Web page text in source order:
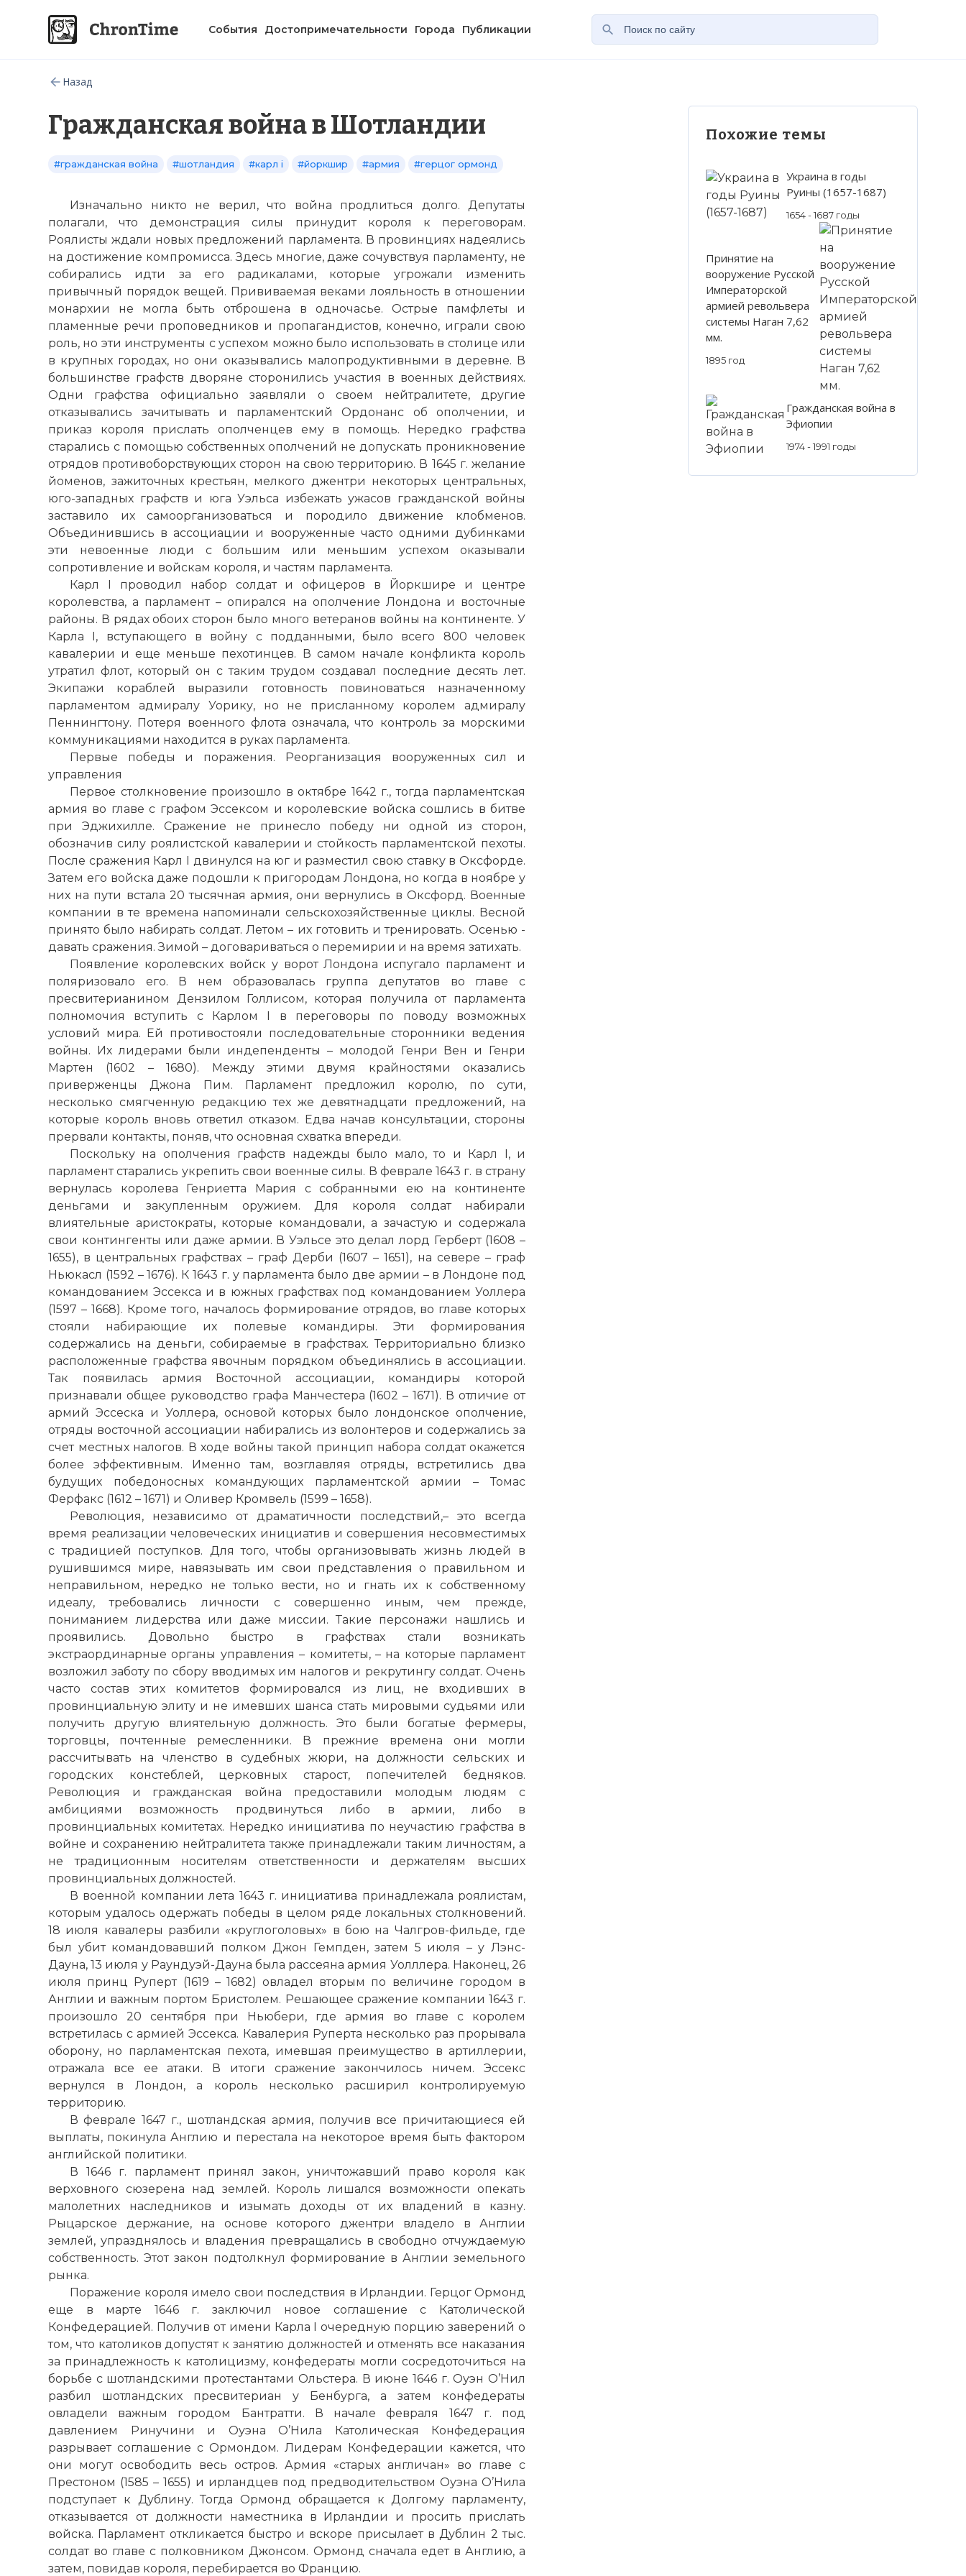
События Достопримечательности Города Публикации
Назад
Гражданская война в Шотландии
#гражданская война #шотландия #карл i #йоркшир #армия #герцог ормонд
Изначально никто не верил, что война продлиться долго. Депутаты
полагали, что демонстрация силы принудит короля к переговорам.
Роялисты ждали новых предложений парламента. В провинциях надеялись
на достижение компромисса. Здесь многие, даже сочувствуя парламенту, не
собирались идти за его радикалами, которые угрожали изменить
привычный порядок вещей. Прививаемая веками лояльность в отношении
монархии не могла быть отброшена в одночасье. Острые памфлеты и
пламенные речи проповедников и пропагандистов, конечно, играли свою
роль, но эти инструменты с успехом можно было использовать в столице или
в крупных городах, но они оказывались малопродуктивными в деревне. В
большинстве графств дворяне сторонились участия в военных действиях.
Одни графства официально заявляли о своем нейтралитете, другие
отказывались зачитывать и парламентский Ордонанс об ополчении, и
приказ короля прислать ополченцев ему в помощь. Нередко графства
старались с помощью собственных ополчений не допускать проникновение
отрядов противоборствующих сторон на свою территорию. В 1645 г. желание
йоменов, зажиточных крестьян, мелкого джентри некоторых центральных,
юго-западных графств и юга Уэльса избежать ужасов гражданской войны
заставило их самоорганизоваться и породило движение клобменов.
Объединившись в ассоциации и вооруженные часто одними дубинками
эти невоенные люди с большим или меньшим успехом оказывали
сопротивление и войскам короля, и частям парламента.
Карл I проводил набор солдат и офицеров в Йоркшире и центре
королевства, а парламент – опирался на ополчение Лондона и восточные
районы. В рядах обоих сторон было много ветеранов войны на континенте. У
Карла I, вступающего в войну с подданными, было всего 800 человек
кавалерии и еще меньше пехотинцев. В самом начале конфликта король
утратил флот, который он с таким трудом создавал последние десять лет.
Экипажи кораблей выразили готовность повиноваться назначенному
парламентом адмиралу Уорику, но не присланному королем адмиралу
Пеннингтону. Потеря военного флота означала, что контроль за морскими
коммуникациями находится в руках парламента.
Первые победы и поражения. Реорганизация вооруженных сил и
управления
Первое столкновение произошло в октябре 1642 г., тогда парламентская
армия во главе с графом Эссексом и королевские войска сошлись в битве
при Эджихилле. Сражение не принесло победу ни одной из сторон,
обозначив силу роялистской кавалерии и стойкость парламентской пехоты.
После сражения Карл I двинулся на юг и разместил свою ставку в Оксфорде.
Затем его войска даже подошли к пригородам Лондона, но когда в ноябре у
них на пути встала 20 тысячная армия, они вернулись в Оксфорд. Военные
компании в те времена напоминали сельскохозяйственные циклы. Весной
принято было набирать солдат. Летом – их готовить и тренировать. Осенью -
давать сражения. Зимой – договариваться о перемирии и на время затихать.
Появление королевских войск у ворот Лондона испугало парламент и
поляризовало его. В нем образовалась группа депутатов во главе с
пресвитерианином Дензилом Голлисом, которая получила от парламента
полномочия вступить с Карлом I в переговоры по поводу возможных
условий мира. Ей противостояли последовательные сторонники ведения
войны. Их лидерами были индепенденты – молодой Генри Вен и Генри
Мартен (1602 – 1680). Между этими двумя крайностями оказались
приверженцы Джона Пим. Парламент предложил королю, по сути,
несколько смягченную редакцию тех же девятнадцати предложений, на
которые король вновь ответил отказом. Едва начав консультации, стороны
прервали контакты, поняв, что основная схватка впереди.
Поскольку на ополчения графств надежды было мало, то и Карл I, и
парламент старались укрепить свои военные силы. В феврале 1643 г. в страну
вернулась королева Генриетта Мария с собранными ею на континенте
деньгами и закупленным оружием. Для короля солдат набирали
влиятельные аристократы, которые командовали, а зачастую и содержала
свои контингенты или даже армии. В Уэльсе это делал лорд Герберт (1608 –
1655), в центральных графствах – граф Дерби (1607 – 1651), на севере – граф
Ньюкасл (1592 – 1676). К 1643 г. у парламента было две армии – в Лондоне под
командованием Эссекса и в южных графствах под командованием Уоллера
(1597 – 1668). Кроме того, началось формирование отрядов, во главе которых
стояли набирающие их полевые командиры. Эти формирования
содержались на деньги, собираемые в графствах. Территориально близко
расположенные графства явочным порядком объединялись в ассоциации.
Так появилась армия Восточной ассоциации, командиры которой
признавали общее руководство графа Манчестера (1602 – 1671). В отличие от
армий Эссеска и Уоллера, основой которых было лондонское ополчение,
отряды восточной ассоциации набирались из волонтеров и содержались за
счет местных налогов. В ходе войны такой принцип набора солдат окажется
более эффективным. Именно там, возглавляя отряды, встретились два
будущих победоносных командующих парламентской армии – Томас
Ферфакс (1612 – 1671) и Оливер Кромвель (1599 – 1658).
Революция, независимо от драматичности последствий,– это всегда
время реализации человеческих инициатив и совершения несовместимых
с традицией поступков. Для того, чтобы организовывать жизнь людей в
рушившимся мире, навязывать им свои представления о правильном и
неправильном, нередко не только вести, но и гнать их к собственному
идеалу, требовались личности с совершенно иным, чем прежде,
пониманием лидерства или даже миссии. Такие персонажи нашлись и
проявились. Довольно быстро в графствах стали возникать
экстраординарные органы управления – комитеты, – на которые парламент
возложил заботу по сбору вводимых им налогов и рекрутингу солдат. Очень
часто состав этих комитетов формировался из лиц, не входивших в
провинциальную элиту и не имевших шанса стать мировыми судьями или
получить другую влиятельную должность. Это были богатые фермеры,
торговцы, почтенные ремесленники. В прежние времена они могли
рассчитывать на членство в судебных жюри, на должности сельских и
городских констеблей, церковных старост, попечителей бедняков.
Революция и гражданская война предоставили молодым людям с
амбициями возможность продвинуться либо в армии, либо в
провинциальных комитетах. Нередко инициатива по неучастию графства в
войне и сохранению нейтралитета также принадлежали таким личностям, а
не традиционным носителям ответственности и держателям высших
провинциальных должностей.
В военной компании лета 1643 г. инициатива принадлежала роялистам,
которым удалось одержать победы в целом ряде локальных столкновений.
18 июля кавалеры разбили «круглоголовых» в бою на Чалгров-фильде, где
был убит командовавший полком Джон Гемпден, затем 5 июля – у Лэнс-
Дауна, 13 июля у Раундуэй-Дауна была рассеяна армия Уолллера. Наконец, 26
июля принц Руперт (1619 – 1682) овладел вторым по величине городом в
Англии и важным портом Бристолем. Решающее сражение компании 1643 г.
произошло 20 сентября при Ньюбери, где армия во главе с королем
встретилась с армией Эссекса. Кавалерия Руперта несколько раз прорывала
оборону, но парламентская пехота, имевшая преимущество в артиллерии,
отражала все ее атаки. В итоги сражение закончилось ничем. Эссекс
вернулся в Лондон, а король несколько расширил контролируемую
территорию.
В феврале 1647 г., шотландская армия, получив все причитающиеся ей
выплаты, покинула Англию и перестала на некоторое время быть фактором
английской политики.
В 1646 г. парламент принял закон, уничтожавший право короля как
верховного сюзерена над землей. Король лишался возможности опекать
малолетних наследников и изымать доходы от их владений в казну.
Рыцарское держание, на основе которого джентри владело в Англии
землей, упразднялось и владения превращались в свободно отчуждаемую
собственность. Этот закон подтолкнул формирование в Англии земельного
рынка.
Поражение короля имело свои последствия в Ирландии. Герцог Ормонд
еще в марте 1646 г. заключил новое соглашение с Католической
Конфедерацией. Получив от имени Карла I очередную порцию заверений о
том, что католиков допустят к занятию должностей и отменять все наказания
за принадлежность к католицизму, конфедераты могли сосредоточиться на
борьбе с шотландскими протестантами Ольстера. В июне 1646 г. Оуэн О’Нил
разбил шотландских пресвитериан у Бенбурга, а затем конфедераты
овладели важным городом Бантратти. В начале февраля 1647 г. под
давлением Ринучини и Оуэна О’Нила Католическая Конфедерация
разрывает соглашение с Ормондом. Лидерам Конфедерации кажется, что
они могут освободить весь остров. Армия «старых англичан» во главе с
Престоном (1585 – 1655) и ирландцев под предводительством Оуэна О’Нила
подступает к Дублину. Тогда Ормонд обращается к Долгому парламенту,
отказывается от должности наместника в Ирландии и просить прислать
войска. Парламент откликается быстро и вскоре присылает в Дублин 2 тыс.
солдат во главе с полковником Джонсом. Ормонд сначала едет в Англию, а
затем, повидав короля, перебирается во Францию.
Похожие темы
Украина в годы
Руины (1657-1687)
1654 - 1687 годы
Принятие на
вооружение Русской
Императорской
армией револьвера
системы Наган 7,62
мм.
1895 год
Гражданская война в
Эфиопии
1974 - 1991 годы
☓
Кэмпбеллы, веками играющие роль королевских агентов в западной части
страны, необычайно усилили свои позиции в начале XVII века, когда
Арчибальд Кэмпбелл, 7-й граф Аргайл изгнал с помощью королевских войск
гэльские кланы Макдональд и Маклеод из Кинтайра, Аргайла и Внутренних
Гебридов, и практически уничтожил клан Макгрегор. Его сын Арчибальд, 1-й
маркиз Аргайл стал во главе радикальных пресвитериан и, пользуясь
поддержкой ковенантского правительства, продолжил политику
подчинения горских кланов Шотландии своей власти.
Фото статьи: